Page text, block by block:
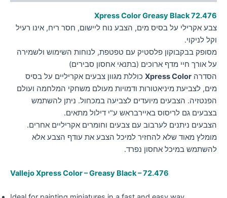
Xpress Color Greasy Black72.476
צבע אקרילי על בסיס מים, הצבע נוח ליישום, חסר ריח, אינו רעיל
וקל לניקוי.
מסופק בבקבוקון פלסטיק עם טפטפת, לנוחות השימוש ולשמירה
על אורך חיי מדף ארוכים (בתנאי אחסון סבירים)
הסדרה Xpress Color כוללת מגוון צבעים אקריליים על בסיס
מים, לצביעת מיניאטורות ודמויות מעולם משחקי המלחמה ועולם
הפנטזיה. הצבעים מיועדים לצביעה במכחול. ניתן להשתמש
בצבעים גם לריסוס באיירבראש ע"י דילול מתאים.
הצבעים ניתנים לערבוב עם צבעים וחומרים אקריליים אחרים.
מומלץ מאוד שלא להחזיר למיכל הצבע את עודף הצבע אלא
להשתמש במיכל אחסון נפרד.
Vallejo Xpress Color – Greasy Black – 72.476